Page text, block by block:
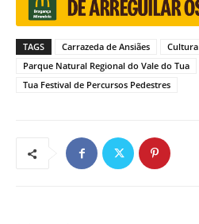
TAGS Carrazeda de Ansiães Cultura
Parque Natural Regional do Vale do Tua
Tua Festival de Percursos Pedestres